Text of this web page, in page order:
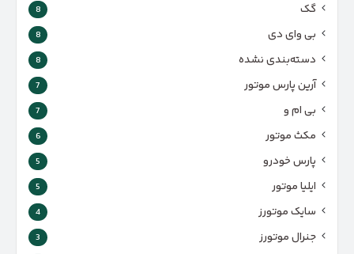
گک 8
بی وای دی 8
دسته‌بندی نشده 8
آرین پارس موتور 7
بی ام و 7
مکث موتور 6
پارس‌ خودرو 5
ایلیا موتور 5
سایک موتورز 4
جنرال موتورز 3